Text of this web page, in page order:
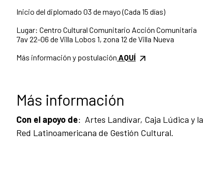
Inicio del diplomado 03 de mayo (Cada 15 días)
Lugar: Centro Cultural Comunitario Acción Comunitaria
7av 22-06 de Villa Lobos 1, zona 12 de Villa Nueva
Más información y postulación AQUÍ
Más información
Con el apoyo de: Artes Landívar, Caja Lúdica y la
Red Latinoamericana de Gestión Cultural.